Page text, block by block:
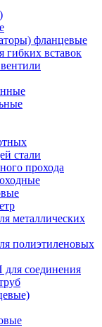
фланцевые
гибких вставок
стали
прохода
металлических
полиэтиленовых
соединения